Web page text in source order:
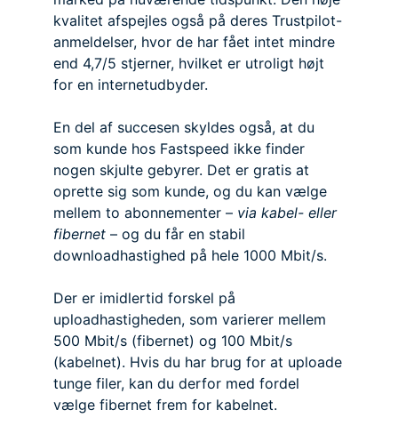
kvalitet afspejles også på deres Trustpilot-
anmeldelser, hvor de har fået intet mindre
end 4,7/5 stjerner, hvilket er utroligt højt
for en internetudbyder.
En del af succesen skyldes også, at du
som kunde hos Fastspeed ikke finder
nogen skjulte gebyrer. Det er gratis at
oprette sig som kunde, og du kan vælge
mellem to abonnementer – via kabel- eller
fibernet – og du får en stabil
downloadhastighed på hele 1000 Mbit/s.
Der er imidlertid forskel på
uploadhastigheden, som varierer mellem
500 Mbit/s (fibernet) og 100 Mbit/s
(kabelnet). Hvis du har brug for at uploade
tunge filer, kan du derfor med fordel
vælge fibernet frem for kabelnet.